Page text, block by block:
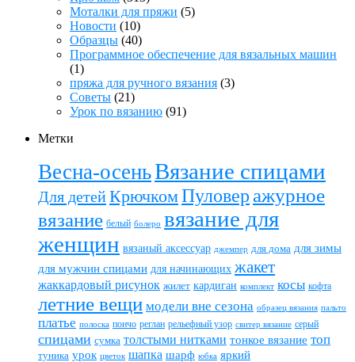
Моталки для пряжи (5)
Новости (10)
Образцы (40)
Программное обеспечение для вязальных машин
(1)
пряжа для ручного вязания (3)
Советы (21)
Урок по вязанию (91)
Метки
Весна-осеньВязание спицами
Для детейКрючкомПуловер ажурное
вязание белый болеро вязание для
женщин вязаный аксессуар джемпер для дома для зимы
для мужчин спицами для начинающих жакет
жаккардовый рисунок жилет кардиган комплект косы кофта
летние вещи модели вне сезона образец вязания пальто
платье полоска пончо реглан рельефный узор свитер вязание серый
спицами сумка толстыми нитками тонкое вязание топ
туника урок цветок шапка шарф юбка яркий